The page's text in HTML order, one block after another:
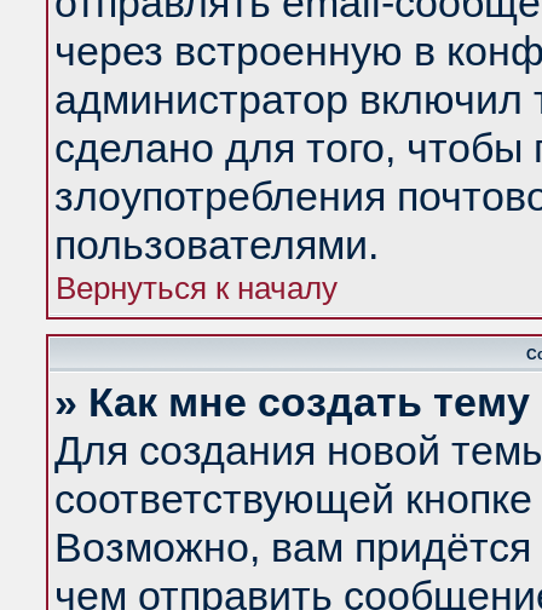
через встроенную в
администратор
сделано для того, чтобы
злоупотребления
пользователями.
Вернуться к началу
» Как мне создать
Для создания новой
соответствующей
Возможно, вам придётся
чем отправить